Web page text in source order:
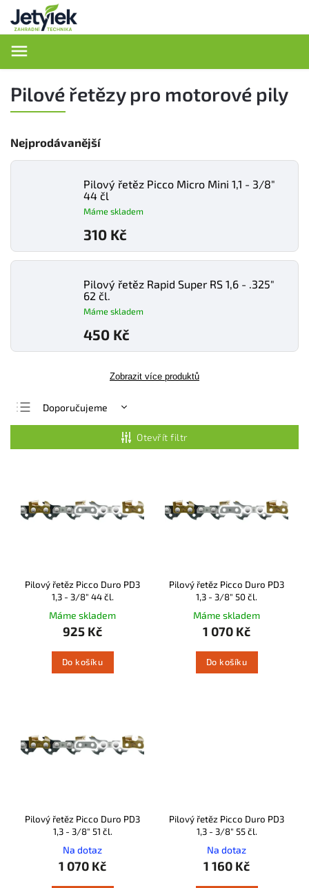
Pilové řetězy pro motorové pily
Nejprodávanější
Pilový řetěz Picco Micro Mini 1,1 - 3/8"
44 čl
Máme skladem
310 Kč
Pilový řetěz Rapid Super RS 1,6 - .325"
62 čl.
Máme skladem
450 Kč
Zobrazit více produktů
Doporučujeme
Nejdražší
Otevřít filtr
Pilový řetěz Picco Duro PD3
1,3 - 3/8" 44 čl.
Máme skladem
925 Kč
Do košíku
Pilový řetěz Picco Duro PD3
1,3 - 3/8" 50 čl.
Máme skladem
1 070 Kč
Do košíku
Pilový řetěz Picco Duro PD3
1,3 - 3/8" 51 čl.
Na dotaz
1 070 Kč
Pilový řetěz Picco Duro PD3
1,3 - 3/8" 55 čl.
Na dotaz
1 160 Kč